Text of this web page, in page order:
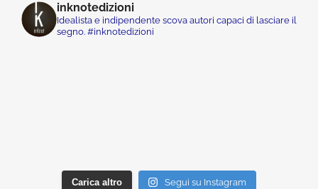
inknotedizioni
Idealista e indipendente scova autori capaci di lasciare il
segno. #inknotedizioni
Carica altro Segui su Instagram